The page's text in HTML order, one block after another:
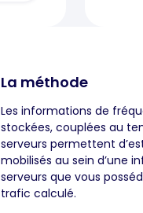
La méthode
Les informations de
stockées, couplées au
serveurs permettent
mobilisés au sein d’une
serveurs que vous
trafic calculé.